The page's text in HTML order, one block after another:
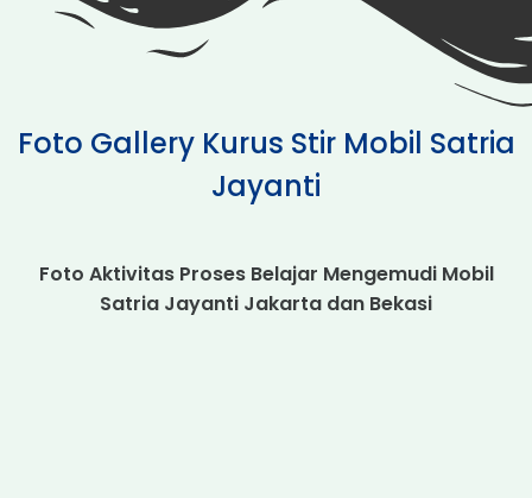
Foto Gallery Kurus Stir Mobil Satria
Jayanti
Foto Aktivitas Proses Belajar Mengemudi Mobil
Satria Jayanti Jakarta dan Bekasi